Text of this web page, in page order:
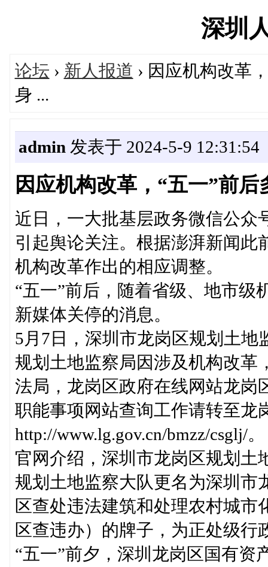
深圳
论坛 › 新人报道 › 因应机构改革
身 ...
admin 发表于 2024-5-9 12:31:54
因应机构改革，“五一”前
近日，一大批基层政务微信公众
引起舆论关注。根据澎湃新闻此
机构改革作出的相应调整。
“五一”前后，随着省级、地市级
新媒体关停的消息。
5月7日，深圳市龙岗区规划土
规划土地监察局因涉及机构改革
法局，龙岗区政府在线网站龙岗
职能事项网站查询工作请转至龙
http://www.lg.gov.cn/bmzz/csglj/。
官网介绍，深圳市龙岗区规划土
规划土地监察大队更名为深圳市
区查处违法建筑和处理农村城
区查违办）的牌子，为正处级行
“五一”前夕，深圳龙岗区国有资